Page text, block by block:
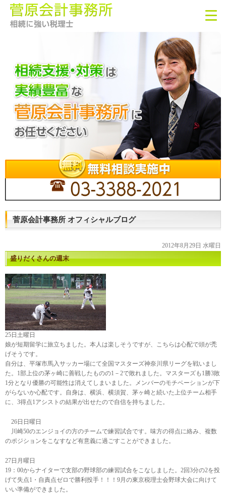
菅原会計事務所 オフィシャルブログ
2012年8月29日 水曜日
盛りだくさんの週末
25日土曜日
娘が短期留学に旅立ちました。本人は楽しそうですが、こちらは心配で頭が禿
げそうです。
自分は、平塚市馬入サッカー場にて全国マスターズ神奈川県リーグを戦いまし
た。1部上位の茅ヶ崎に善戦したものの1－2で敗れました。マスターズも1勝3敗
1分となり優勝の可能性は消えてしまいました。メンバーのモチベーションが下
がらないか心配です。自身は、横浜、横須賀、茅ヶ崎と続いた上位チーム相手
に、3得点1アシストの結果が出せたので自信を持ちました。
26日日曜日
川崎50のエンジョイの方のチームで練習試合です。味方の得点に絡み、複数
のポジションをこなすなど有意義に過ごすことができました。
27日月曜日
19：00からナイターで支部の野球部の練習試合をこなしました。2回3分の2を投
げて失点1・自責点ゼロで勝利投手！！！9月の東京税理士会野球大会に向けて
いい準備ができました。